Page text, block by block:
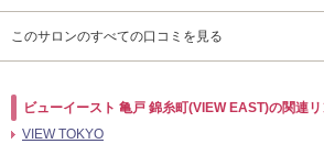
このサロンのすべての口コミを見る
ビューイースト 亀戸 錦糸町(VIEW EAST)の関連リ
VIEW TOKYO